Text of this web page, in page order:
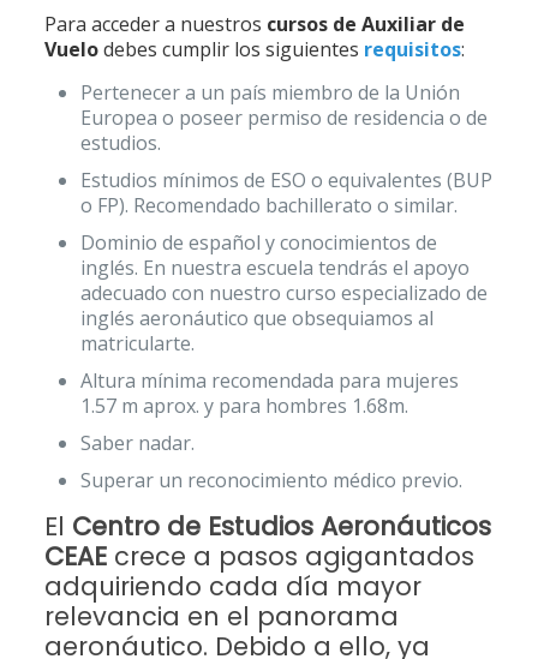
Para acceder a nuestros cursos de Auxiliar de
Vuelodebes cumplir los siguientes requisitos:
Pertenecer a un país miembro de la Unión
Europea o poseer permiso de residencia o de
estudios.
Estudios mínimos de ESO o equivalentes (BUP
o FP). Recomendado bachillerato o similar.
Dominio de español y conocimientos de
inglés. En nuestra escuela tendrás el apoyo
adecuado con nuestro curso especializado de
inglés aeronáutico que obsequiamos al
matricularte.
Altura mínima recomendada para mujeres
1.57 m aprox. y para hombres 1.68m.
Saber nadar.
Superar un reconocimiento médico previo.
El Centro de Estudios Aeronáuticos
CEAEcrece a pasos agigantados
adquiriendo cada día mayor
relevancia en el panorama
aeronáutico. Debido a ello, ya